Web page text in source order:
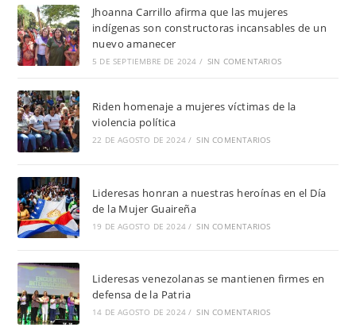
Jhoanna Carrillo afirma que las mujeres
indígenas son constructoras incansables de un
nuevo amanecer
5 DE SEPTIEMBRE DE 2024 / SIN COMENTARIOS
Riden homenaje a mujeres víctimas de la
violencia política
22 DE AGOSTO DE 2024 / SIN COMENTARIOS
Lideresas honran a nuestras heroínas en el Día
de la Mujer Guaireña
19 DE AGOSTO DE 2024 / SIN COMENTARIOS
Lideresas venezolanas se mantienen firmes en
defensa de la Patria
14 DE AGOSTO DE 2024 / SIN COMENTARIOS